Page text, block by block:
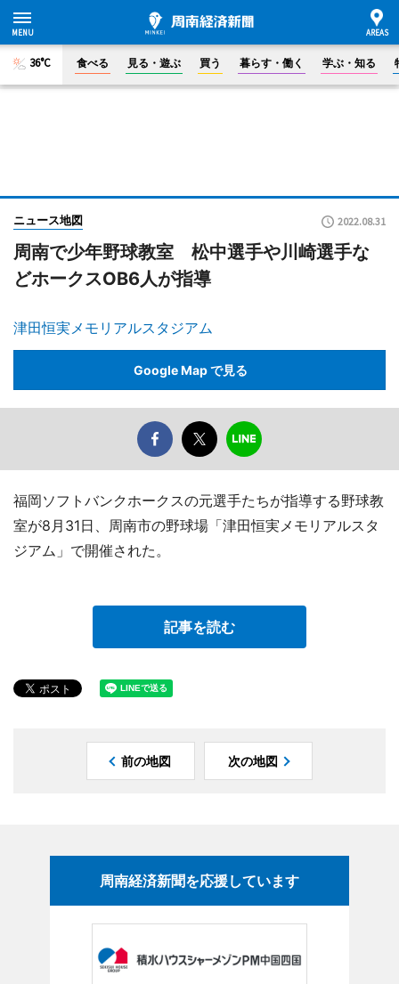
36°C 食べる 見る・遊ぶ 買う 暮らす・働く 学ぶ・知る
ニュース地図 2022.08.31
周南で少年野球教室 松中選手や川崎選手な
どホークスOB6人が指導
津田恒実メモリアルスタジアム
Google Map で見る
福岡ソフトバンクホークスの元選手たちが指導する野球教
室が8月31日、周南市の野球場「津田恒実メモリアルスタ
ジアム」で開催された。
記事を読む
前の地図 次の地図
周南経済新聞を応援しています